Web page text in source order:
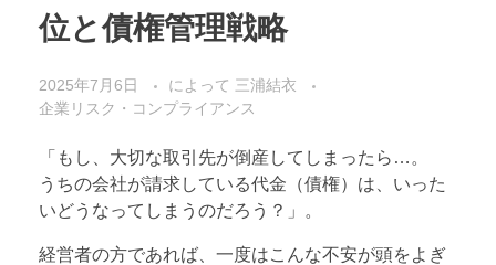
位と債権管理戦略
2025年7月6日 によって 三浦結衣
企業リスク・コンプライアンス
「もし、大切な取引先が倒産してしまったら…。
うちの会社が請求している代金（債権）は、いった
いどうなってしまうのだろう？」。
経営者の方であれば、一度はこんな不安が頭をよぎ